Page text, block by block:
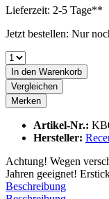
Lieferzeit: 2-5 Tage**
Jetzt bestellen: Nur
In den Warenkorb
Vergleichen
Merken
Artikel-Nr.:
Hersteller:
Achtung! Wegen
Jahren geeignet!
Beschreibung